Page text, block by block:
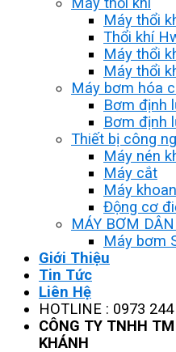
Máy thổi
Thổi khí
Máy thổi
Máy thổi
Máy bơm hóa
Bơm định
Bơm định
Thiết bị công
Máy nén
Máy cắt
Máy khoan
Động cơ
MÁY BƠM
Máy bơm
Giới Thiệu
Tin Tức
Liên Hệ
HOTLINE : 0973
CÔNG TY TNHH
KHÁNH